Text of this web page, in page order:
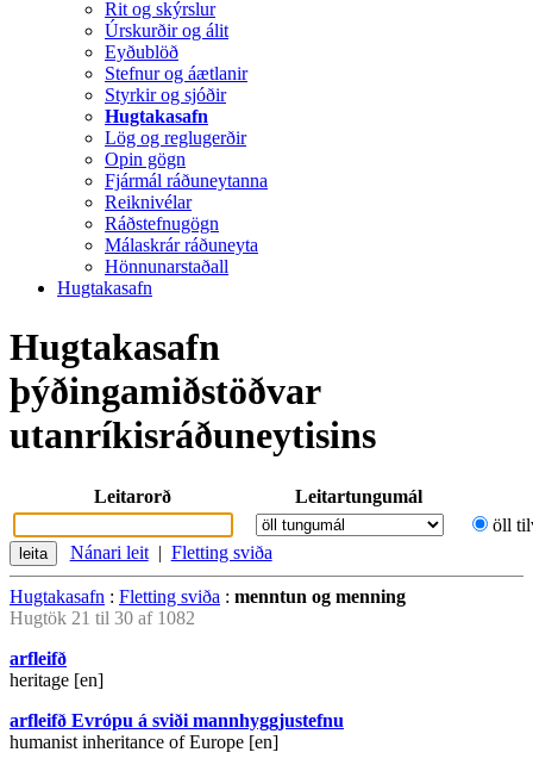
Rit og skýrslur
Úrskurðir og álit
Eyðublöð
Stefnur og áætlanir
Styrkir og sjóðir
Hugtakasafn
Lög og reglugerðir
Opin gögn
Fjármál ráðuneytanna
Reiknivélar
Ráðstefnugögn
Málaskrár ráðuneyta
Hönnunarstaðall
Hugtakasafn
Hugtakasafn
þýðingamiðstöðvar
utanríkisráðuneytisins
Leitarorð
Leitartungumál
öll
Nánari leit| Fletting sviða
Hugtakasafn : Fletting sviða : menntun og menning
Hugtök 21 til 30 af 1082
arfleifð
heritage [en]
arfleifð Evrópu á sviði mannhyggjustefnu
humanist inheritance of Europe [en]